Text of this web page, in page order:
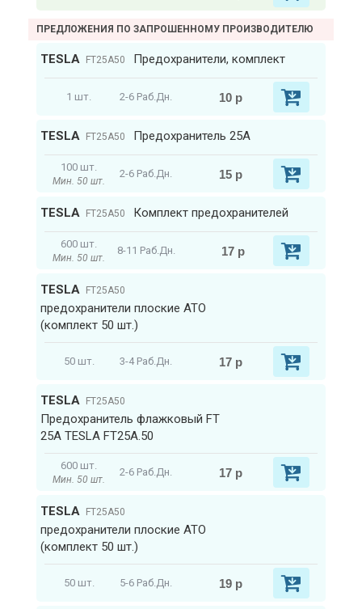
ПРЕДЛОЖЕНИЯ ПО ЗАПРОШЕННОМУ ПРОИЗВОДИТЕЛЮ
TESLA FT25A50 Предохранители, комплект
1 шт. 2-6 Раб.Дн. 10 р
TESLA FT25A50 Предохранитель 25A
100 шт.
Мин. 50 шт.
2-6 Раб.Дн. 15 р
TESLA FT25A50 Комплект предохранителей
600 шт.
Мин. 50 шт.
8-11 Раб.Дн. 17 р
TESLA FT25A50
предохранители плоские ATO
(комплект 50 шт.)
50 шт. 3-4 Раб.Дн. 17 р
TESLA FT25A50
Предохранитель флажковый FT
25А TESLA FT25A.50
600 шт.
Мин. 50 шт.
2-6 Раб.Дн. 17 р
TESLA FT25A50
предохранители плоские ATO
(комплект 50 шт.)
50 шт. 5-6 Раб.Дн. 19 р